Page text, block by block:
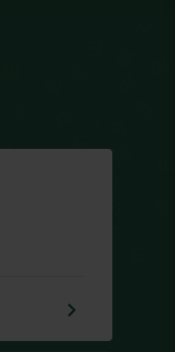
keyboard_arrow_right